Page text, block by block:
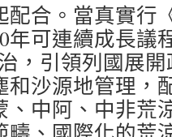
配合。當真實行
年可連續成長議
，引領列國展
和沙源地管理，
、中阿、中非荒